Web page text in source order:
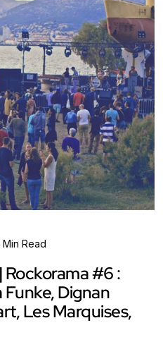
Min Read
#6 :
Dignan
Les Marquises,